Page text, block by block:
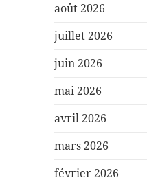
août 2026
juillet 2026
juin 2026
mai 2026
avril 2026
mars 2026
février 2026